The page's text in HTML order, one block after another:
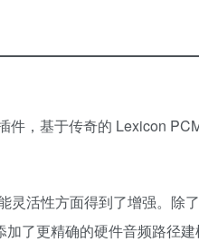
，基于传奇的 Lexicon
活性方面得到了增强。除
了更精确的硬件音频路径